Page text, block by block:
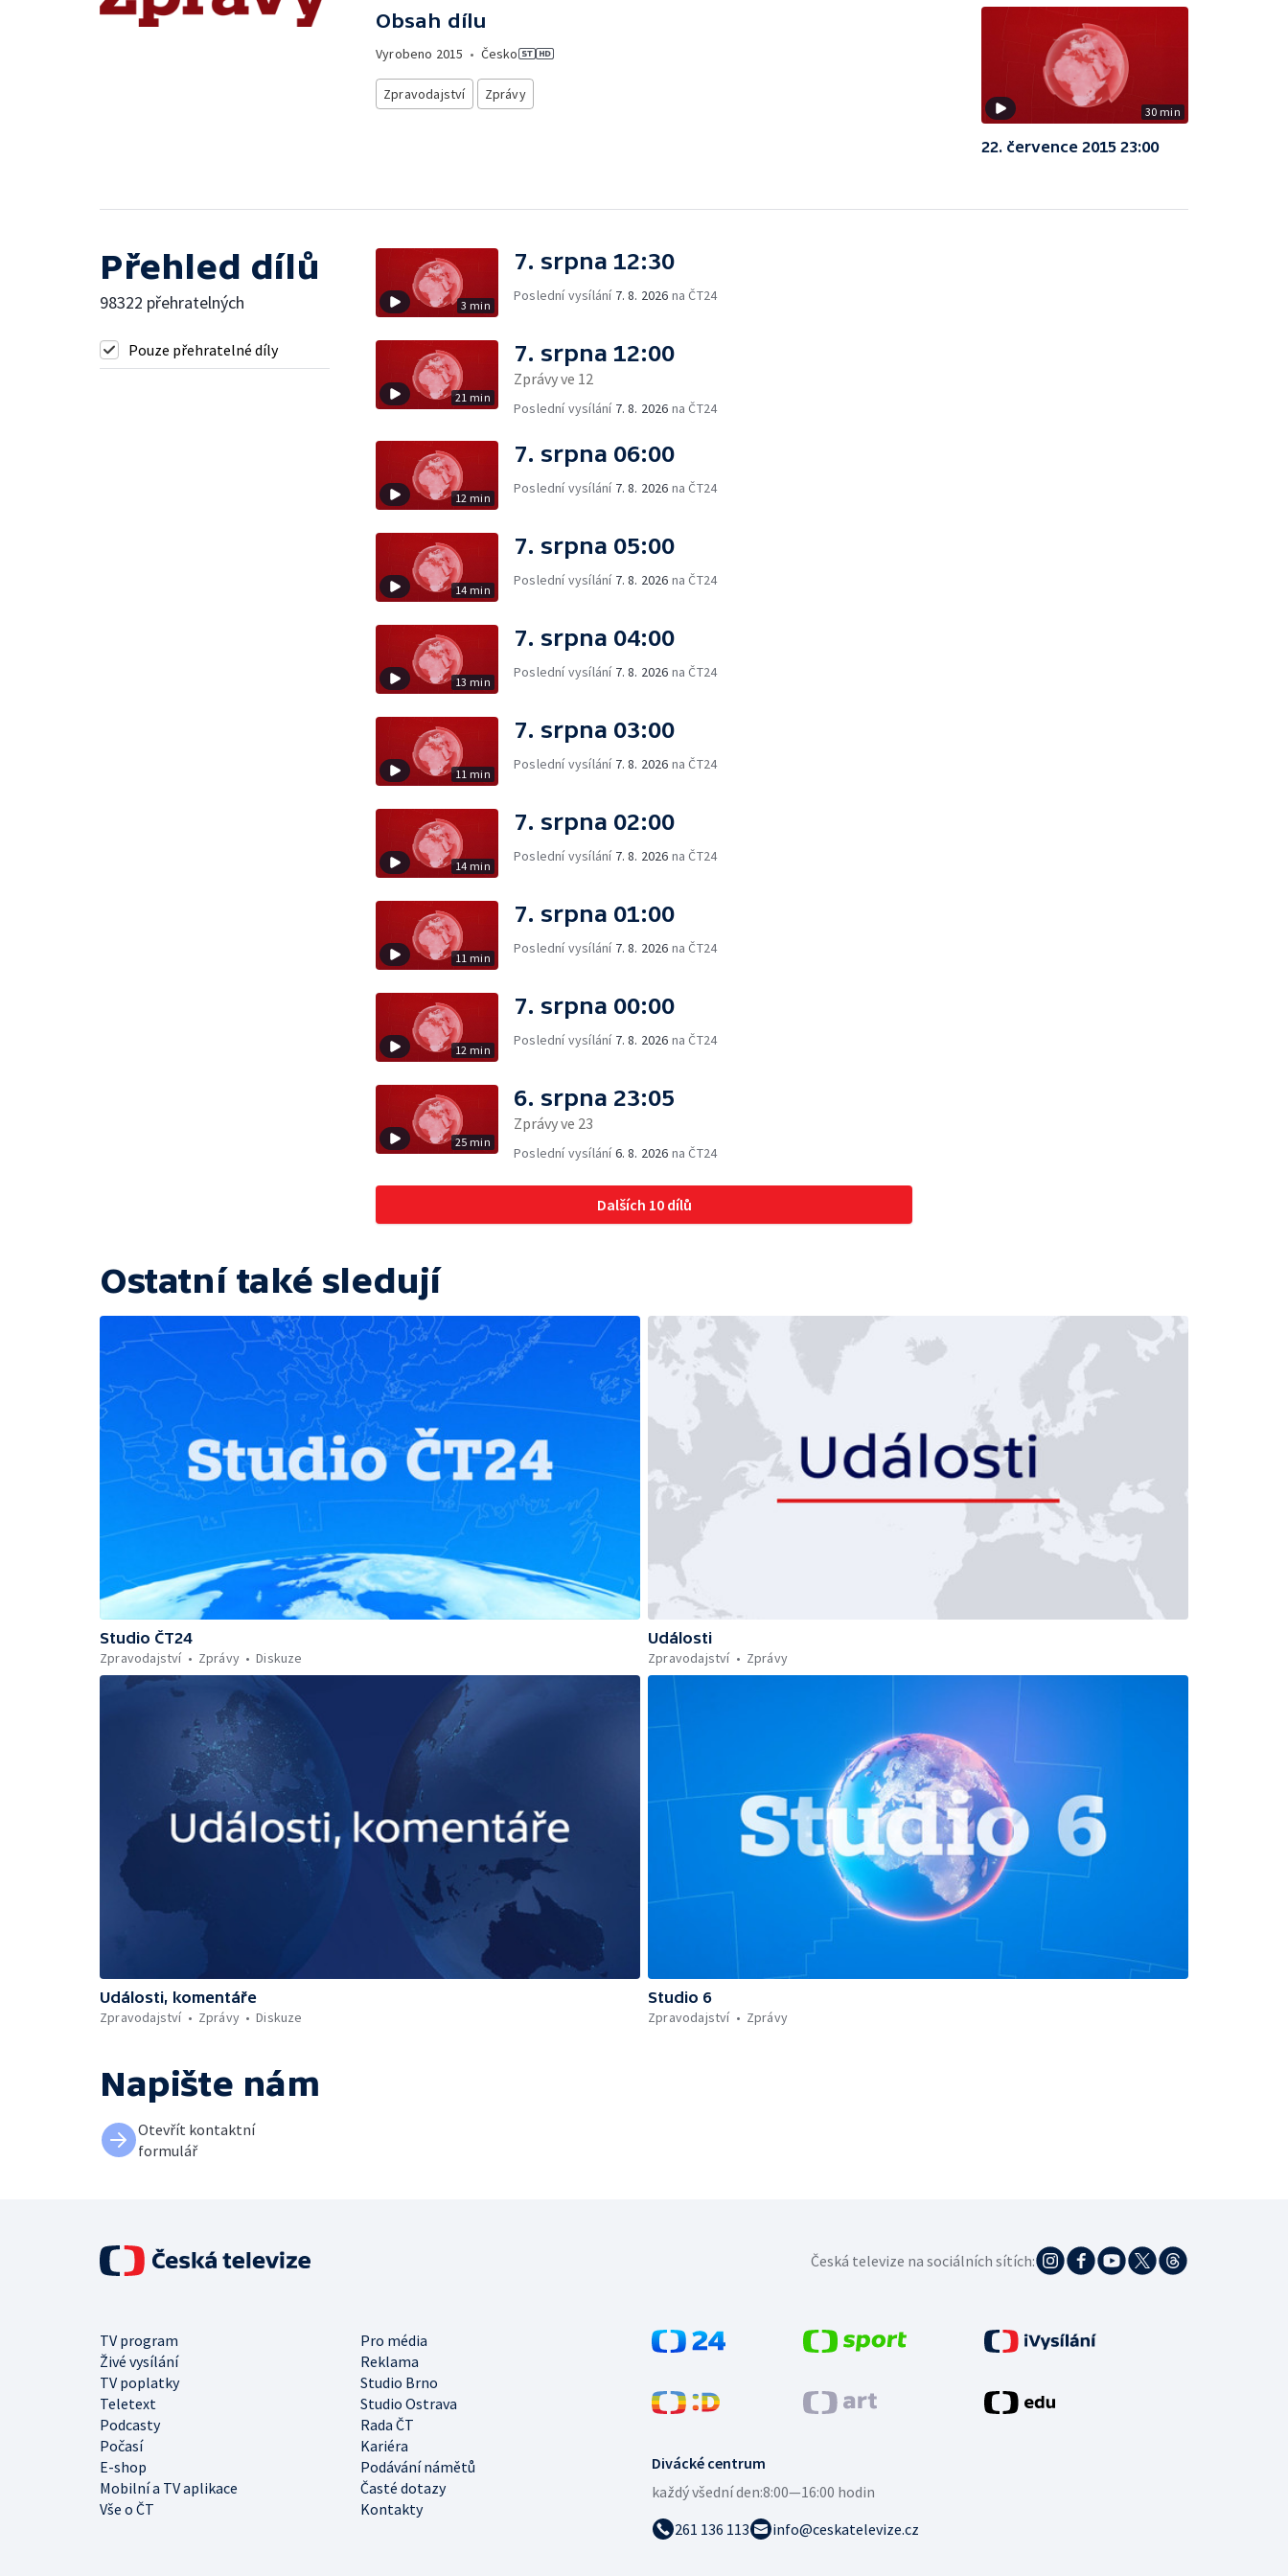
Obsah dílu
Vyrobeno 2015 • Česko
Zpravodajství Zprávy
30 min
22. července 2015 23:00
Přehled dílů
98322 přehratelných
Pouze přehratelné díly
3 min
7. srpna 12:30
Poslední vysílání 7. 8. 2026 na ČT24
21 min
7. srpna 12:00
Zprávy ve 12
Poslední vysílání 7. 8. 2026 na ČT24
12 min
7. srpna 06:00
Poslední vysílání 7. 8. 2026 na ČT24
14 min
7. srpna 05:00
Poslední vysílání 7. 8. 2026 na ČT24
13 min
7. srpna 04:00
Poslední vysílání 7. 8. 2026 na ČT24
11 min
7. srpna 03:00
Poslední vysílání 7. 8. 2026 na ČT24
14 min
7. srpna 02:00
Poslední vysílání 7. 8. 2026 na ČT24
11 min
7. srpna 01:00
Poslední vysílání 7. 8. 2026 na ČT24
12 min
7. srpna 00:00
Poslední vysílání 7. 8. 2026 na ČT24
25 min
6. srpna 23:05
Zprávy ve 23
Poslední vysílání6. 8. 2026 na ČT24
Dalších 10 dílů
Ostatní také sledují
Studio ČT24
Zpravodajství
Zprávy Diskuze
Události
Zpravodajství
Zprávy
Události, komentáře
Zpravodajství
Zprávy Diskuze
Studio 6
Zpravodajství
Zprávy
Napište nám
Otevřít kontaktní
formulář
Divácké centrum
každý všední den:8:00—16:00 hodin
261 136 113
info@ceskatelevize.cz
TV program
Pro média
Živé vysílání
Reklama
TV poplatky
Studio Brno
Teletext
Studio Ostrava
Podcasty
Rada ČT
Počasí
Kariéra
E-shop
Podávání námětů
Mobilní a TV aplikace
Časté dotazy
Vše o ČT
Kontakty
Česká televize na sociálních sítích: